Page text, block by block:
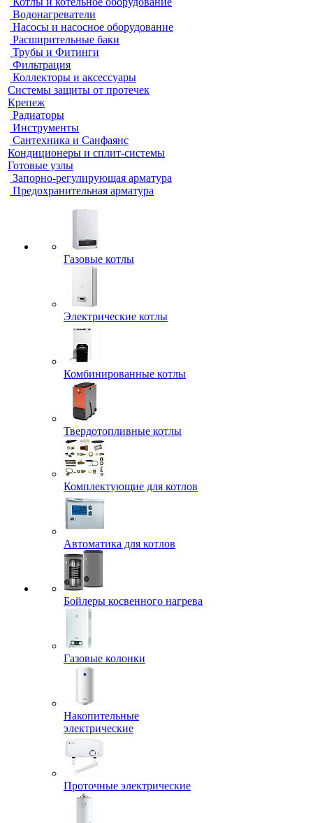
Водонагреватели
Насосы и насосное оборудование
Расширительные баки
Трубы и Фитинги
Фильтрация
Коллекторы и аксессуары
Системы защиты от протечек
Крепеж
Радиаторы
Инструменты
Сантехника и Санфаянс
Кондиционеры и сплит-системы
Готовые узлы
Запорно-регулирующая арматура
Предохранительная арматура
Газовые котлы
Электрические котлы
Комбинированные котлы
Твердотопливные котлы
Комплектующие для котлов
Автоматика для котлов
Бойлеры косвенного нагрева
Газовые колонки
Накопительные
электрические
Проточные электрические